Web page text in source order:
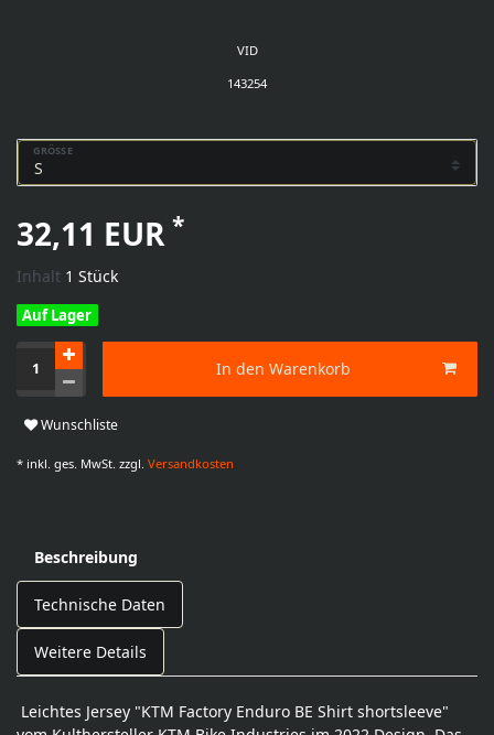
VID
143254
GRÖSSE
32,11 EUR *
Inhalt 1 Stück
Auf Lager
In den Warenkorb
Wunschliste
* inkl. ges. MwSt. zzgl. Versandkosten
Beschreibung
Technische Daten
Weitere Details
Leichtes Jersey "KTM Factory Enduro BE Shirt shortsleeve"